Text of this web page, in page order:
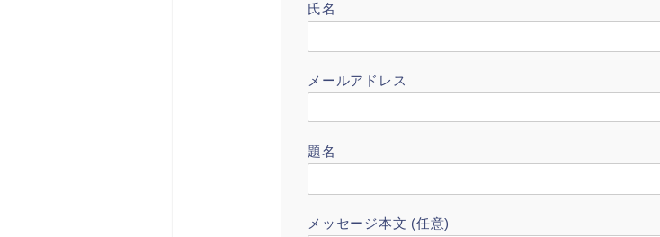
氏名
メールアドレス
題名
メッセージ本文 (任意)